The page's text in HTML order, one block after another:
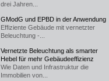
drei Jahren...
GModG und EPBD in der Anwendung
Effiziente Gebäude mit vernetzter
Beleuchtung -...
Vernetzte Beleuchtung als smarter
Hebel für mehr Gebäudeeffizienz
Wie Daten und Infrastruktur die
Immobilien von...